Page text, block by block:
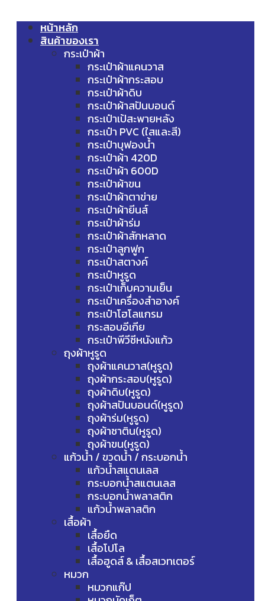
หน้าหลัก
สินค้าของเรา
กระเป๋าผ้า
กระเป๋าผ้าแคนวาส
กระเป๋าผ้ากระสอบ
กระเป๋าผ้าดิบ
กระเป๋าผ้าสปันบอนด์
กระเป๋าเป้สะพายหลัง
กระเป๋า PVC (ใสและสี)
กระเป๋าบุฟองน้ำ
กระเป๋าผ้า 420D
กระเป๋าผ้า 600D
กระเป๋าผ้าขน
กระเป๋าผ้าตาข่าย
กระเป๋าผ้ายีนส์
กระเป๋าผ้าร่ม
กระเป๋าผ้าสักหลาด
กระเป๋าลูกฟูก
กระเป๋าสตางค์
กระเป๋าหูรูด
กระเป๋าเก็บความเย็น
กระเป๋าเครื่องสำอางค์
กระเป๋าโฮโลแกรม
กระสอบอีเกีย
กระเป๋าพีวีซีหนังแก้ว
ถุงผ้าหูรูด
ถุงผ้าแคนวาส(หูรูด)
ถุงผ้ากระสอบ(หูรูด)
ถุงผ้าดิบ(หูรูด)
ถุงผ้าสปันบอนด์(หูรูด)
ถุงผ้าร่ม(หูรูด)
ถุงผ้าซาติน(หูรูด)
ถุงผ้าขน(หูรูด)
แก้วน้ำ / ขวดน้ำ / กระบอกน้ำ
แก้วน้ำสแตนเลส
กระบอกน้ำสแตนเลส
กระบอกน้ำพลาสติก
แก้วน้ำพลาสติก
เสื้อผ้า
เสื้อยืด
เสื้อโปโล
เสื้อฮูดส์ & เสื้อสเวทเตอร์
หมวก
หมวกแก๊ป